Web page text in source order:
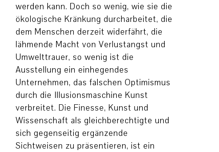
werden kann. Doch so wenig, wie sie die
ökologische Kränkung durcharbeitet, die
dem Menschen derzeit widerfährt, die
lähmende Macht von Verlustangst und
Umwelttrauer, so wenig ist die
Ausstellung ein einhegendes
Unternehmen, das falschen Optimismus
durch die Illusionsmaschine Kunst
verbreitet. Die Finesse, Kunst und
Wissenschaft als gleichberechtigte und
sich gegenseitig ergänzende
Sichtweisen zu präsentieren, ist ein